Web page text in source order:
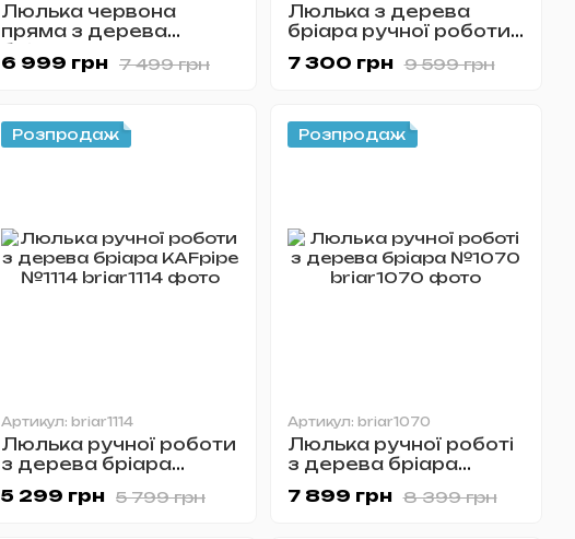
Люлька червона
пряма з дерева
бріара №1074
7 499 грн
6 999 грн
Люлька з дерева
бріара ручної роботи
9 599 грн
7 300 грн
Розпродаж
Артикул: briar1114
Люлька ручної роботи
з дерева бріара
5 799 грн
5 299 грн
Розпродаж
Артикул: briar1070
Люлька ручної роботі
з дерева бріара
8 399 грн
7 899 грн